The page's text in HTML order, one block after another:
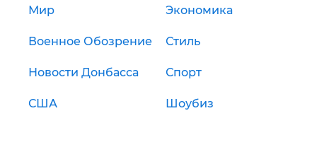
Мир Экономика
Военное Обозрение Стиль
Новости Донбасса Спорт
США Шоубиз